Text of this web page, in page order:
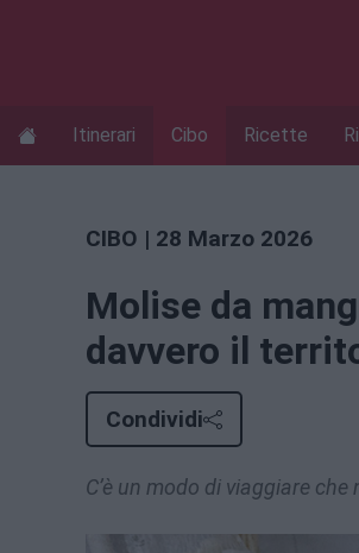
Itinerari Cibo Ricette
CIBO | 28 Marzo 2026
Molise da
davvero il
Condividi
C’è un modo di viaggiare